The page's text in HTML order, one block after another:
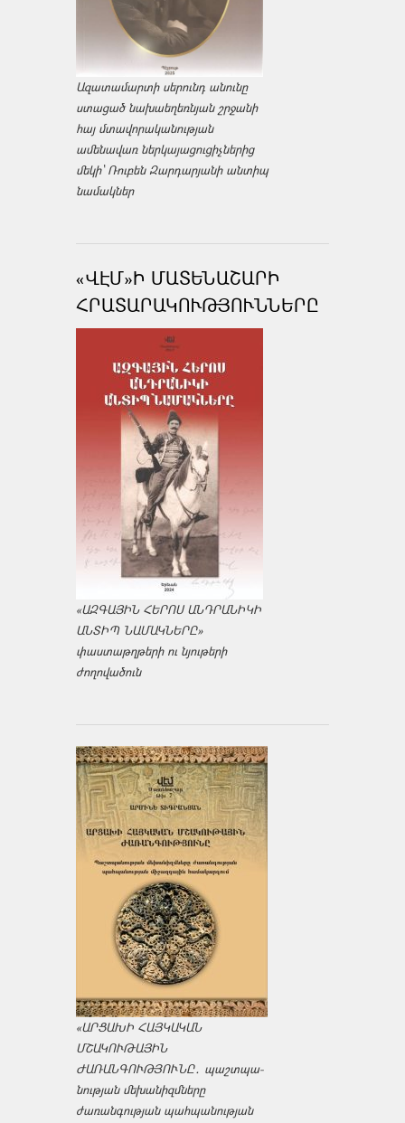
Ազատամարտի սերունդ անունը
ստացած նախաեղեռնյան շրջանի
հայ մտավորականության
ամենավառ ներկայացուցիչներից
մեկի՝ Ռուբեն Զարդարյանի անտիպ
նամակներ
«ՎԷՄ»Ի ՄԱՏԵՆԱՇԱՐԻ
ՀՐԱՏԱՐԱԿՈՒԹՅՈՒՆՆԵՐԸ
«ԱԶԳԱՅԻՆ ՀԵՐՈՍ ԱՆԴՐԱՆԻԿԻ
ԱՆՏԻՊ ՆԱՄԱԿՆԵՐԸ»
փաստաթղթերի ու նյութերի
ժողովածուն
«ԱՐՑԱԽԻ ՀԱՅԿԱԿԱՆ
ՄՇԱԿՈՒԹԱՅԻՆ
ԺԱՌԱՆԳՈՒԹՅՈՒՆԸ․ պաշտպա­
նության մեխանիզմները
ժառանգության պահպանության